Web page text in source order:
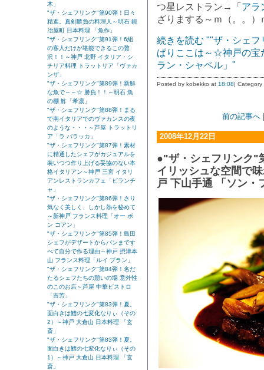
木」
"ザ・シェフリンク"第90弾！日々
精進。真剣勝負の料理人～明石 鍛
冶屋町 日本料理 「魚作」
"ザ・シェフリンク"第91弾！6組
の客人だけが堪能できるこの贅
沢！！～神戸 北野 イタリア・シ
チリア料理 トラットリア「ヴァカ
ンザ」
"ザ・シェフリンク"第89弾！新鮮
な魚で～～☆ 勝負！！～明石 魚
の棚 鮓「希凛」
"ザ・シェフリンク"第88弾！まる
で南イタリアでのヴァカンスの夜
のような・・・～芦屋 トラットリ
ア「ラ バラッカ」
"ザ・シェフリンク"第87弾！素材
に精通したシェフがカジュアルを
装いつつ作り上げる妥協のない本
格イタリアン～神戸 三宮 イタリ
アンレストランカフェ「ビランチ
ャ」
"ザ・シェフリンク"第86弾！さり
気なく美しく、しかし熱を秘めて
～新神戸 フランス料理「オー ボ
ン コアン」
"ザ・シェフリンク"第85弾！島田
シェフがデザートからパンまです
べて自分で作る理由～神戸 摂津本
山 フランス料理「ルイ ブラン」
"ザ・シェフリンク"第84弾！名だ
たるシェフたちの憩いの場 意外性
のこのお店～芦屋 中華ビストロ
「吉芳」
"ザ・シェフリンク"第83弾！夏。
面白きは鱧の七変化なりぃ（その
2）～神戸 大倉山 日本料理 「玄
斎」
"ザ・シェフリンク"第83弾！夏。
面白きは鱧の七変化なりぃ（その
1）～神戸 大倉山 日本料理 「玄
斎」
つ星レストラン→「 アラ
ざりまする～ｍ（。。）
続きを読む ""ザ・シェ
ぱりここは～☆神戸の宝
ラン・シャペル」"
Posted by kobekko at 18:08|
前の記事へ
2008年12月22日
●"ザ・シェフリンク"
イリッシュな空間で
戸 下山手通 「ソン・